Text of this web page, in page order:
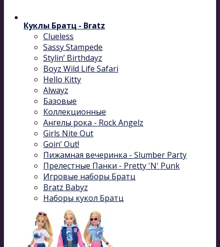
Куклы Братц - Bratz
Clueless
Sassy Stampede
Stylin’ Birthdayz
Boyz Wild Life Safari
Hello Kitty
Alwayz
Базовые
Коллекционные
Ангелы рока - Rock Angelz
Girls Nite Out
Goin’ Out!
Пижамная вечеринка - Slumber Party
Прелестные Панки - Pretty 'N' Punk
Игровые наборы Братц
Bratz Babyz
Наборы кукол Братц